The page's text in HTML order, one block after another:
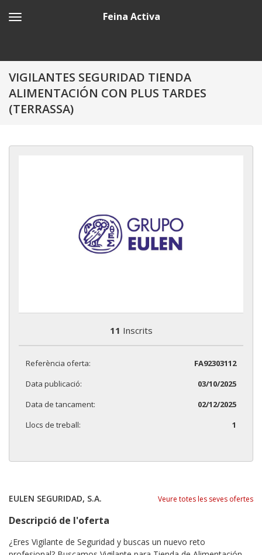
Feina Activa
VIGILANTES SEGURIDAD TIENDA
ALIMENTACIÓN CON PLUS TARDES
(TERRASSA)
11 Inscrits
Referència oferta:
FA92303112
Data publicació:
03/10/2025
Data de tancament:
02/12/2025
Llocs de treball:
1
EULEN SEGURIDAD, S.A. Veure totes les seves ofertes
Descripció de l'oferta
¿Eres Vigilante de Seguridad y buscas un nuevo reto